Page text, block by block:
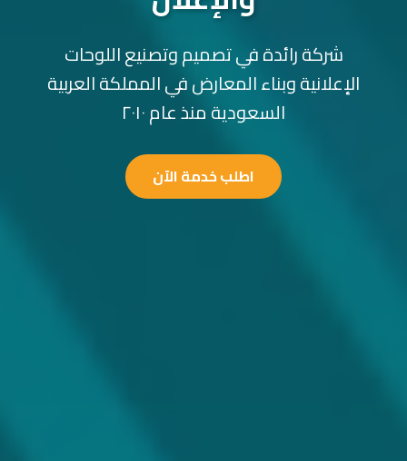
شركة رائدة في تصميم وتصنيع اللوحات
الإعلانية وبناء المعارض في المملكة العربية
السعودية منذ عام ٢٠١٠
اطلب خدمة الآن